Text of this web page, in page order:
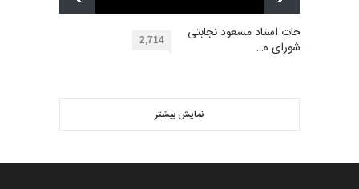
دوغان، ترکیه،…
مهلت
کاریکاتور «البغلی…
بهترین آثار کارتون جهان بخش -
453
گالری حدود یک ماه قبل
توضیحات استاد مسعود نجابتی
عضو شورای ه… 2,714
نمایش بیشتر